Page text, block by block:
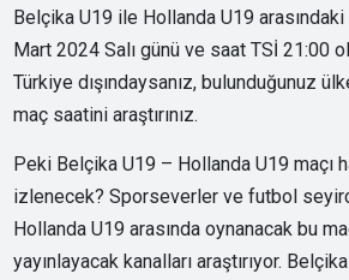
Belçika U19 ile Hollanda U19
Mart 2024 Salı günü ve saat TSİ 21:00
Türkiye dışındaysanız, bulunduğunuz
maç saatini araştırınız.
Peki Belçika U19 – Hollanda U19 maçı
izlenecek? Sporseverler ve futbol
Hollanda U19 arasında oynanacak bu
yayınlayacak kanalları araştırıyor.